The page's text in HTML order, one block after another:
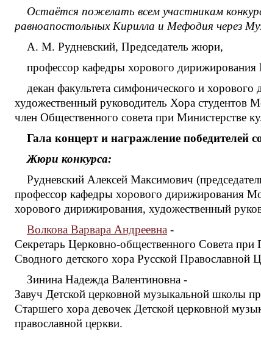
Остаётся пожелать всем участникам
равноапостольных Кирилла и Мефодия через
А. М. Рудневский, Председатель жюри,
профессор кафедры хорового дирижирования
декан факультета симфонического и
художественный руководитель Хора студентов
член Общественного совета при Министерстве
Гала концерт и награжление победителей
Жюри конкурса:
Рудневский Алексей Максимович
профессор кафедры хорового дирижирования
хорового дирижирования, художественный
Волкова Варвара Андреевна -
Секретарь Церковно-общественного Совета при
Сводного детского хора Русской
Зинина Надежда Валентиновна -
Завуч Детской церковной музыкальной школы
Старшего хора девочек Детской церковной
православной церкви.